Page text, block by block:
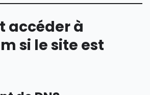
accéder à
si le site est